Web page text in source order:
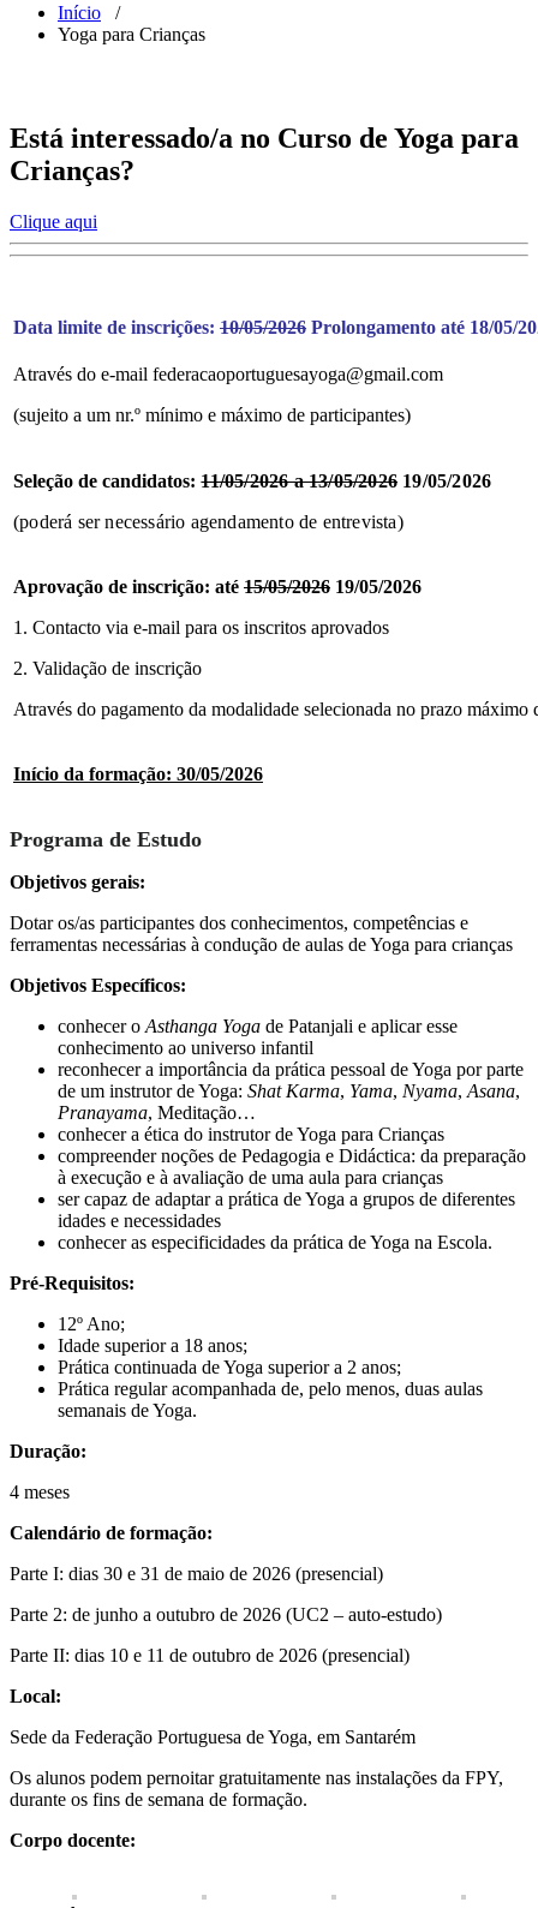
Início /
Yoga para Crianças
Está interessado/a no Curso de Yoga para
Crianças?
Clique aqui
Data limite de inscrições: 10/05/2026 Prolongamento até 18/05/
Através do e-mail federacaoportuguesayoga@gmail.com
(sujeito a um nr.º mínimo e máximo de participantes)
Seleção de candidatos:11/05/2026 a 13/05/2026 19/05/2026
(poderá ser necessário agendamento de entrevista)
Aprovação de inscrição: até 15/05/2026 19/05/2026
1. Contacto via e-mail para os inscritos aprovados
2. Validação de inscrição
Através do pagamento da modalidade selecionada no prazo máximo
Início da formação: 30/05/2026
Programa de Estudo
Objetivos gerais:
Dotar os/as participantes dos conhecimentos, competências e
ferramentas necessárias à condução de aulas de Yoga para crianças
Objetivos Específicos:
conhecer o Asthanga Yoga de Patanjali e aplicar esse
conhecimento ao universo infantil
reconhecer a importância da prática pessoal de Yoga por parte
de um instrutor de Yoga: Shat Karma, Yama, Nyama, Asana,
Pranayama, Meditação…
conhecer a ética do instrutor de Yoga para Crianças
compreender noções de Pedagogia e Didáctica: da preparação
à execução e à avaliação de uma aula para crianças
ser capaz de adaptar a prática de Yoga a grupos de diferentes
idades e necessidades
conhecer as especificidades da prática de Yoga na Escola.
Pré-Requisitos:
12º Ano;
Idade superior a 18 anos;
Prática continuada de Yoga superior a 2 anos;
Prática regular acompanhada de, pelo menos, duas aulas
semanais de Yoga.
Duração:
4 meses
Calendário de formação:
Parte I: dias 30 e 31 de maio de 2026 (presencial)
Parte 2: de junho a outubro de 2026 (UC2 – auto-estudo)
Parte II: dias 10 e 11 de outubro de 2026 (presencial)
Local:
Sede da Federação Portuguesa de Yoga, em Santarém
Os alunos podem pernoitar gratuitamente nas instalações da FPY,
durante os fins de semana de formação.
Corpo docente: